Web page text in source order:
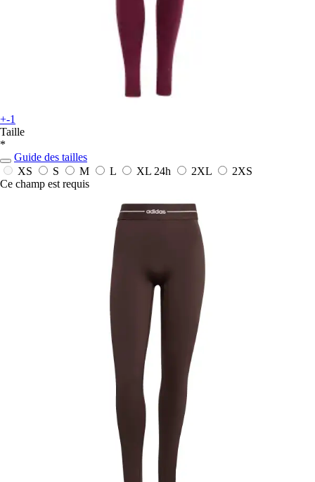
+-1
Taille
*
Guide des tailles
XS
S M L XL 24h 2XL
2XS
Ce champ est requis